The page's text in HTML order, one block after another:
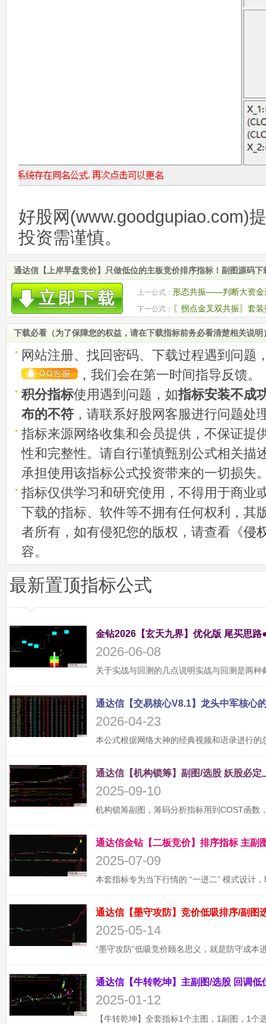
好股网(www.goodgupiao.com)
投资需谨慎。
通达信【上岸早盘竞价】只做低位的主板竞价排序指标！副图源码下
上一公式： 形态共振——判断大资金
机！ 源码
下一公式： 〖拐点金叉双共振〗套
底抓启动点
下载必看（为了保障您的权益，请在下载指标前务必看清楚相关说明
网站注册、找回密码、下载过程遇到问题
，我们会在第一时间指导反馈。
积分指标使用遇到问题，如指标安装不成
布的不符 ，请联系好股网客服进行问题处
指标来源网络收集和会员提供，不保证提
性和完整性。请自行谨慎甄别公式相关描
承担使用该指标公式投资带来的一切损失
指标仅供学习和研究使用，不得用于商业
下载的指标、软件等不拥有任何权利，其
者所有，如有侵犯您的版权，请查看《侵
容。
最新置顶指标公式
金钻2026【玄天九界】优化版 尾买思
2026-06-08
2026-04-23
2025-09-10
2025-07-09
2025-05-14
2025-01-12